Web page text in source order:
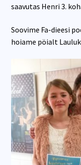
saavutas Henri 3.
Soovime Fa-dieesi
hoiame pöialt